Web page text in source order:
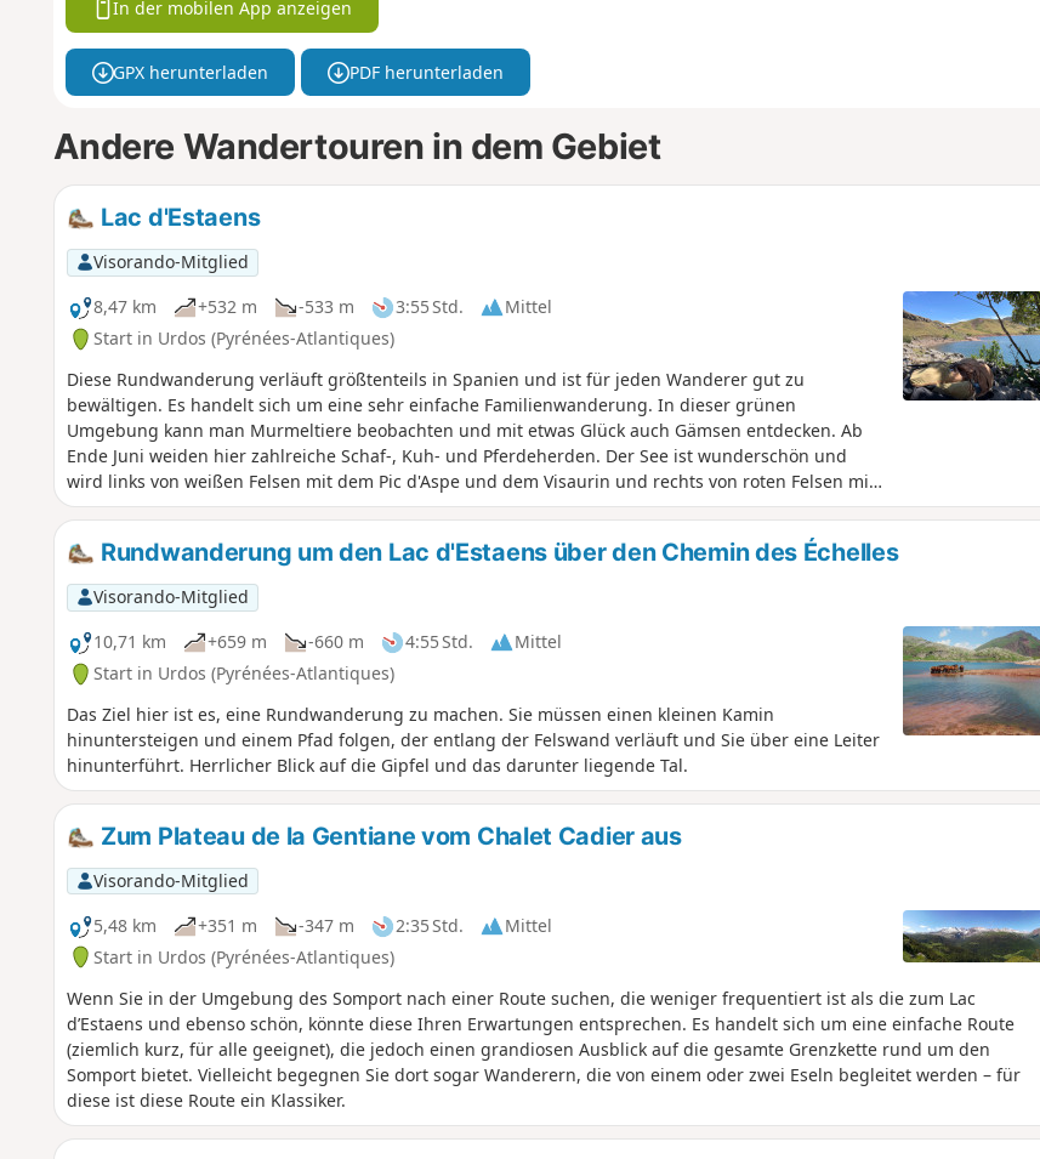
In der mobilen App anzeigen
GPX herunterladen PDF herunterladen
Andere Wandertouren in dem Gebiet
Lac d'Estaens
Visorando-Mitglied
8,47 km
+532 m -533 m 3:55 Std.
Mittel
Start in Urdos (Pyrénées-Atlantiques)
Diese Rundwanderung verläuft größtenteils in Spanien und ist für jeden Wanderer gut zu
bewältigen. Es handelt sich um eine sehr einfache Familienwanderung. In dieser grünen
Umgebung kann man Murmeltiere beobachten und mit etwas Glück auch Gämsen entdecken. Ab
Ende Juni weiden hier zahlreiche Schaf-, Kuh- und Pferdeherden. Der See ist wunderschön und
wird links von weißen Felsen mit dem Pic d'Aspe und dem Visaurin und rechts von roten Felsen mit
dem Pic Gabedaille umgeben.
Rundwanderung um den Lac d'Estaens über den Chemin des Échelles
Visorando-Mitglied
10,71 km
+659 m -660 m 4:55 Std.
Mittel
Start in Urdos (Pyrénées-Atlantiques)
Das Ziel hier ist es, eine Rundwanderung zu machen. Sie müssen einen kleinen Kamin
hinuntersteigen und einem Pfad folgen, der entlang der Felswand verläuft und Sie über eine Leiter
hinunterführt. Herrlicher Blick auf die Gipfel und das darunter liegende Tal.
Zum Plateau de la Gentiane vom Chalet Cadier aus
Visorando-Mitglied
5,48 km
+351 m -347 m 2:35 Std.
Mittel
Start in Urdos (Pyrénées-Atlantiques)
Wenn Sie in der Umgebung des Somport nach einer Route suchen, die weniger frequentiert ist als die zum Lac
d’Estaens und ebenso schön, könnte diese Ihren Erwartungen entsprechen. Es handelt sich um eine einfache Route
(ziemlich kurz, für alle geeignet), die jedoch einen grandiosen Ausblick auf die gesamte Grenzkette rund um den
Somport bietet. Vielleicht begegnen Sie dort sogar Wanderern, die von einem oder zwei Eseln begleitet werden – für
diese ist diese Route ein Klassiker.